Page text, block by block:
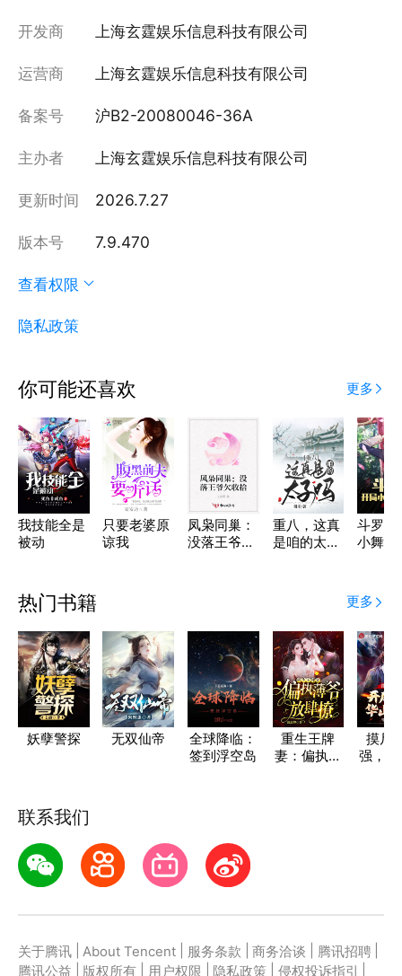
开发商 上海玄霆娱乐信息科技有限公司
运营商 上海玄霆娱乐信息科技有限公司
备案号 沪B2-20080046-36A
主办者 上海玄霆娱乐信息科技有限公司
更新时间 2026.7.27
版本号 7.9.470
查看权限
隐私政策
你可能还喜欢 更多
我技能全是
被动
只要老婆原
谅我
凤枭同巢：
没落王爷欠
重八，这真
是咱的太子
斗罗：
小舞是
热门书籍 更多
妖孽警探 无双仙帝
全球降临：
签到浮空岛
重生王牌
妻：偏执薄
摸尸
强，
联系我们
关于腾讯 About Tencent 服务条款 商务洽谈 腾讯招聘
腾讯公益
版权所有 用户权限 隐私政策 侵权投诉指引